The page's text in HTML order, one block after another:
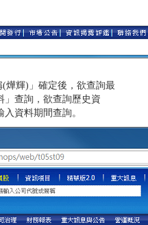
燁輝)」確定後，欲查詢最
」查詢，欲查詢歷史資
資料期間查詢。